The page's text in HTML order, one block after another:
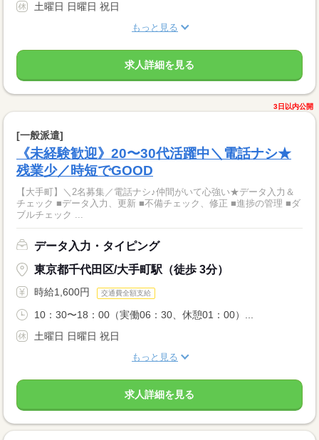
土曜日 日曜日 祝日
もっと見る
求人詳細を見る
3日以内公開
[一般派遣]
《未経験歓迎》20〜30代活躍中＼電話ナシ★
残業少／時短でGOOD
【大手町】＼2名募集／電話ナシ♪仲間がいて心強い★データ入力＆
チェック ■データ入力、更新 ■不備チェック、修正 ■進捗の管理 ■ダ
ブルチェック ...
データ入力・タイピング
東京都千代田区/大手町駅（徒歩 3分）
時給1,600円 交通費全額支給
10：30〜18：00（実働06：30、休憩01：00）...
土曜日 日曜日 祝日
もっと見る
求人詳細を見る